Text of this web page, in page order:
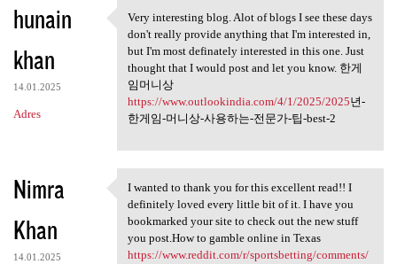
hunain
khan
14.01.2025
Adres
Very interesting blog. Alot
Very interesting blog. Alot of blogs I see these days
don't really provide anything that I'm interested in,
but I'm most definately interested in this one. Just
thought that I would post and let you know. 한게
임머니상
https://www.outlookindia.com/4/1/2025/2025년-
한게임-머니상-사용하는-전문가-팁-best-2
Nimra
Khan
14.01.2025
I wanted to thank you for
I wanted to thank you for this excellent read!! I
definitely loved every little bit of it. I have you
bookmarked your site to check out the new stuff
you post.How to gamble online in Texas
https://www.reddit.com/r/sportsbetting/comments/